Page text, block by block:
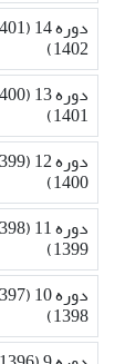
1402)
1401)
1400)
1399)
1398)